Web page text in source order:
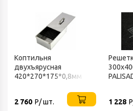
Коптильня
двухъярусная
420*270*175*0,8мм
2 760 Р/ шт. 1 228